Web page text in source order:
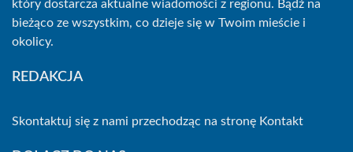
który dostarcza aktualne wiadomości z regionu. Bądź na
bieżąco ze wszystkim, co dzieje się w Twoim mieście i
okolicy.
REDAKCJA
Skontaktuj się z nami przechodząc na stronę Kontakt